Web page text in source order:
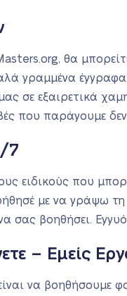
θα
γραμμένα έγγραφα.
σε εξαιρετικά
που παράγουμε
7
ειδικούς που
με να γράψω
σας βοηθήσει.
– Εμείς
να βοηθήσουμε